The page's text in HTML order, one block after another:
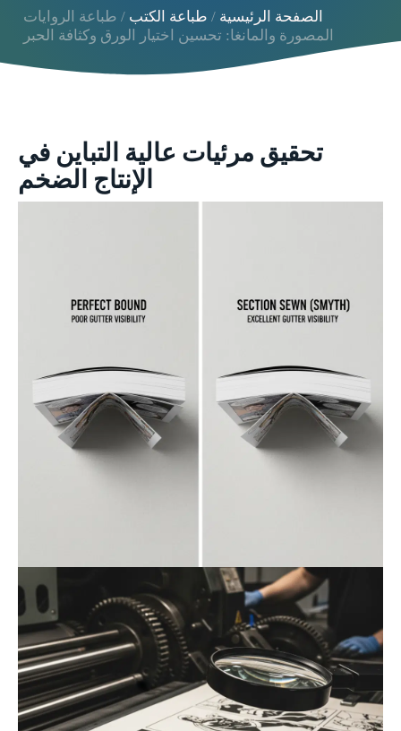
الصفحة الرئيسية / طباعة الكتب / طباعة الروايات
المصورة والمانغا: تحسين اختيار الورق وكثافة الحبر
تحقيق مرئيات عالية التباين في
الإنتاج الضخم